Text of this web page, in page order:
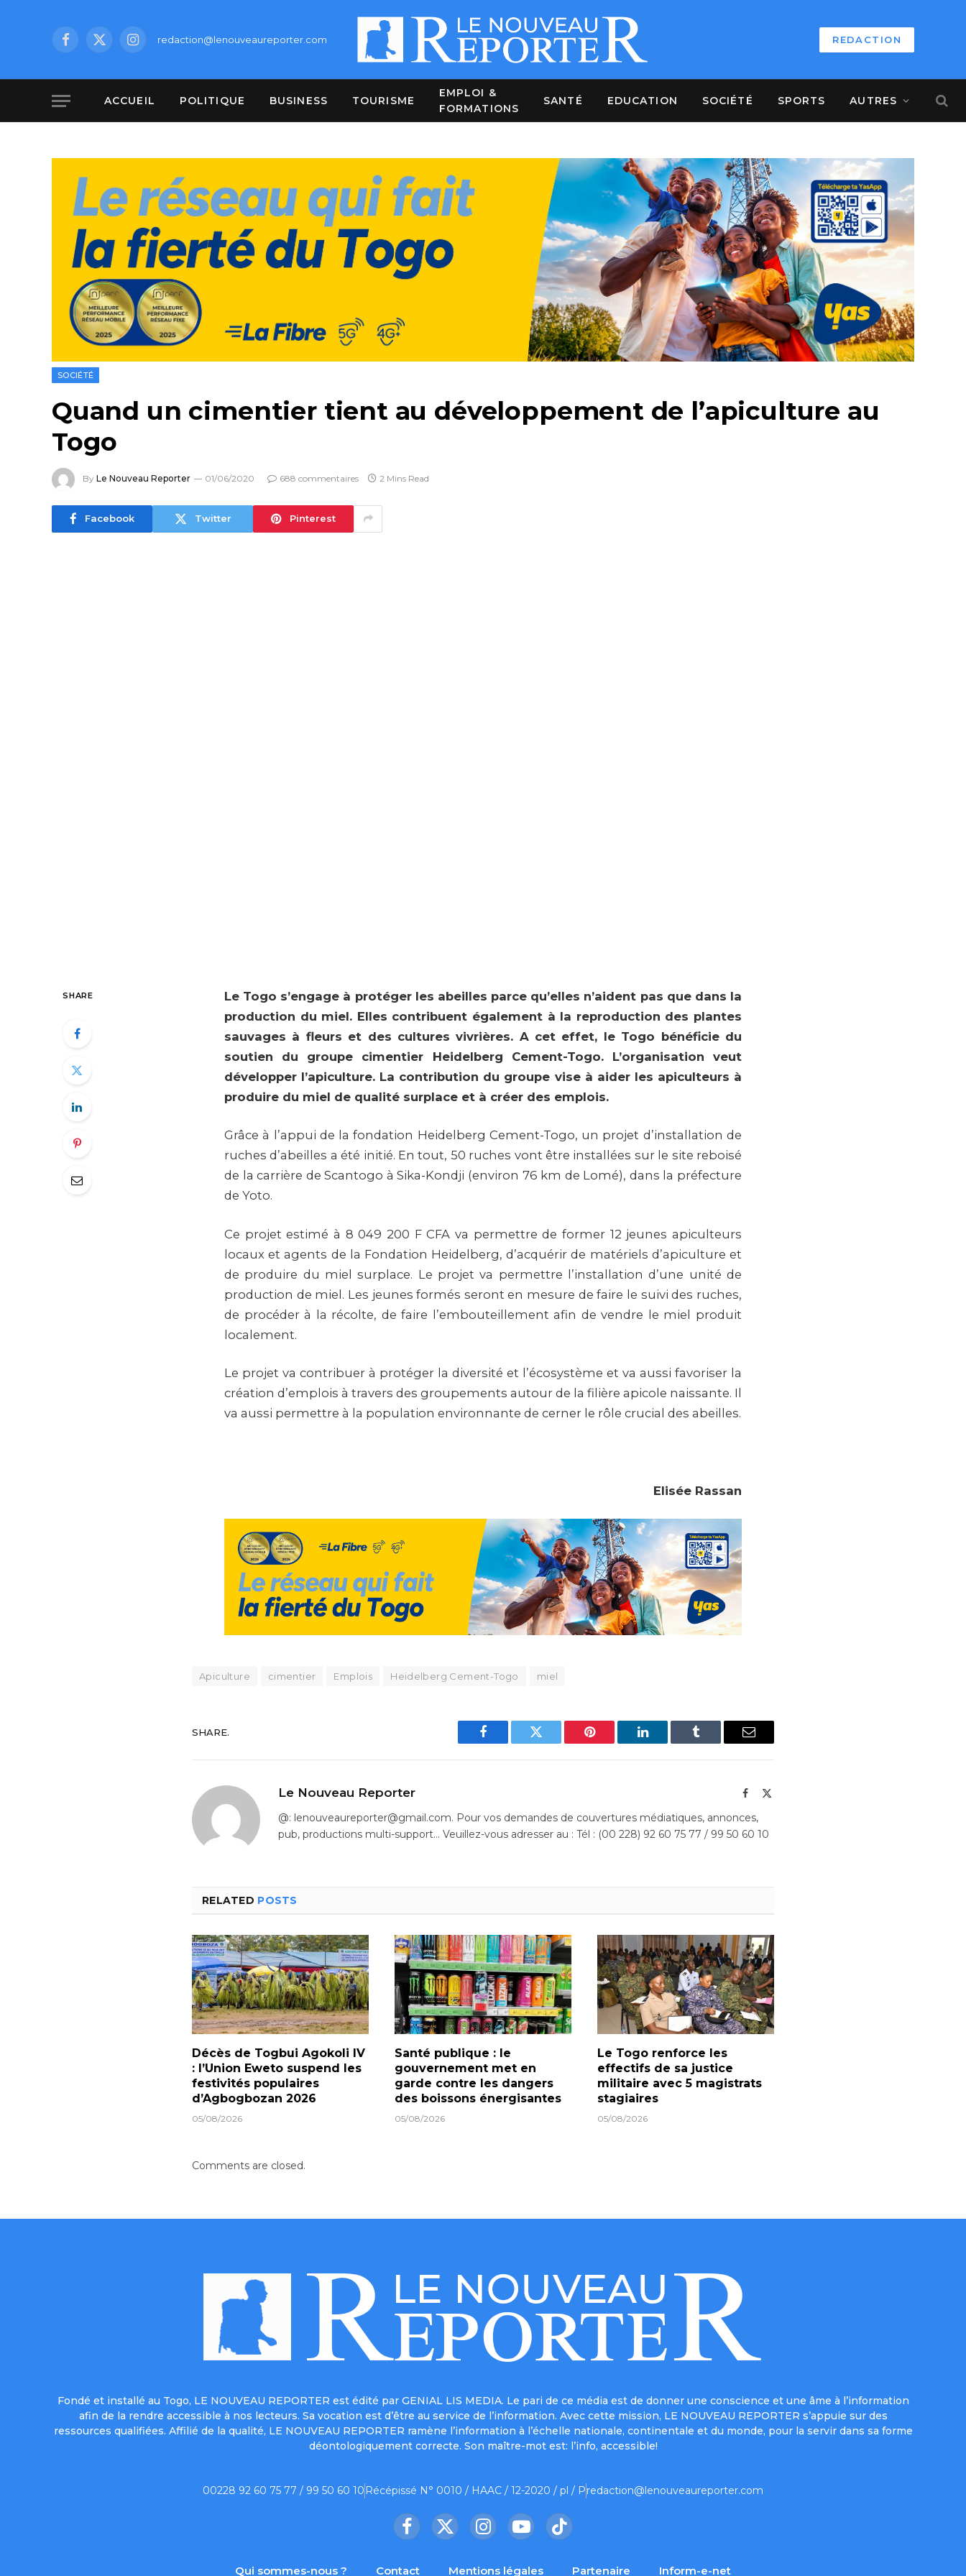
Facebook
X
Instagramredaction@lenouveaureporter.com REDACTION
ACCUEIL POLITIQUE BUSINESS TOURISME
EMPLOI &
FORMATIONS
SANTÉ EDUCATION SOCIÉTÉ SPORTS AUTRES
SOCIÉTÉ
Quand un cimentier tient au développement de l’apiculture au
Togo
By Le Nouveau Reporter 01/06/2020 688 commentaires 2 Mins Read
Facebook Twitter Pinterest
SHARE
Le Togo s’engage à protéger les abeilles parce qu’elles n’aident pas que dans la
production du miel. Elles contribuent également à la reproduction des plantes
sauvages à fleurs et des cultures vivrières. A cet effet, le Togo bénéficie du
soutien du groupe cimentier Heidelberg Cement-Togo. L’organisation veut
développer l’apiculture. La contribution du groupe vise à aider les apiculteurs à
produire du miel de qualité surplace et à créer des emplois.
Grâce à l’appui de la fondation Heidelberg Cement-Togo, un projet d’installation de
ruches d’abeilles a été initié. En tout, 50 ruches vont être installées sur le site reboisé
de la carrière de Scantogo à Sika-Kondji (environ 76 km de Lomé), dans la préfecture
de Yoto.
Ce projet estimé à 8 049 200 F CFA va permettre de former 12 jeunes apiculteurs
locaux et agents de la Fondation Heidelberg, d’acquérir de matériels d’apiculture et
de produire du miel surplace. Le projet va permettre l’installation d’une unité de
production de miel. Les jeunes formés seront en mesure de faire le suivi des ruches,
de procéder à la récolte, de faire l’embouteillement afin de vendre le miel produit
localement.
Le projet va contribuer à protéger la diversité et l’écosystème et va aussi favoriser la
création d’emplois à travers des groupements autour de la filière apicole naissante. Il
va aussi permettre à la population environnante de cerner le rôle crucial des abeilles.
Elisée Rassan
Apiculture cimentier Emplois Heidelberg Cement-Togo miel
SHARE.
Facebook Twitter Pinterest LinkedIn Tumblr Email
Le Nouveau Reporter Facebook
@: lenouveaureporter@gmail.com. Pour vos demandes de couvertures médiatiques, annonces,
pub, productions multi-support… Veuillez-vous adresser au : Tél : (00 228) 92 60 75 77 / 99 50 60 10
RELATED POSTS
Décès de Togbui Agokoli IV
: l’Union Eweto suspend les
festivités populaires
d’Agbogbozan 2026
05/08/2026
Santé publique : le
gouvernement met en
garde contre les dangers
des boissons énergisantes
05/08/2026
Le Togo renforce les
effectifs de sa justice
militaire avec 5 magistrats
stagiaires
05/08/2026
Comments are closed.
Fondé et installé au Togo, LE NOUVEAU REPORTER est édité par GENIAL LIS MEDIA. Le pari de ce média est de donner une conscience et une âme à l’information
afin de la rendre accessible à nos lecteurs. Sa vocation est d’être au service de l’information. Avec cette mission, LE NOUVEAU REPORTER s’appuie sur des
ressources qualifiées. Affilié de la qualité, LE NOUVEAU REPORTER ramène l’information à l’échelle nationale, continentale et du monde, pour la servir dans sa forme
déontologiquement correcte. Son maître-mot est: l’info, accessible!
00228 92 60 75 77 / 99 50 60 10 Récépissé N° 0010 / HAAC / 12-2020 / pl / Predaction@lenouveaureporter.com
Facebook
X
InstagramYouTubeTikTok
Qui sommes-nous ? Contact Mentions légales Partenaire Inform-e-net